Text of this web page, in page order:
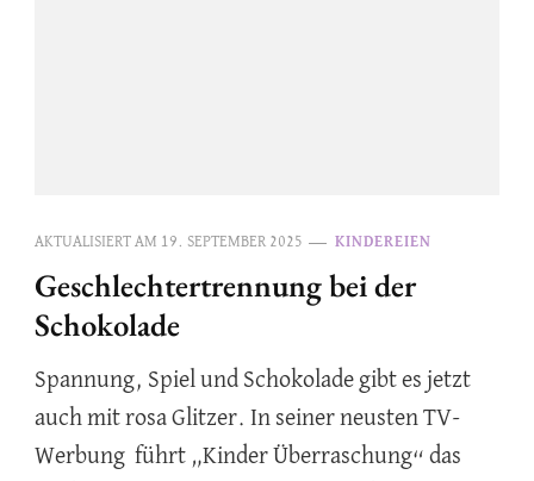
AKTUALISIERT AM 19. SEPTEMBER 2025 KINDEREIEN
Geschlechtertrennung bei der
Schokolade
Spannung, Spiel und Schokolade gibt es jetzt
auch mit rosa Glitzer. In seiner neusten TV-
Werbung führt „Kinder Überraschung“ das